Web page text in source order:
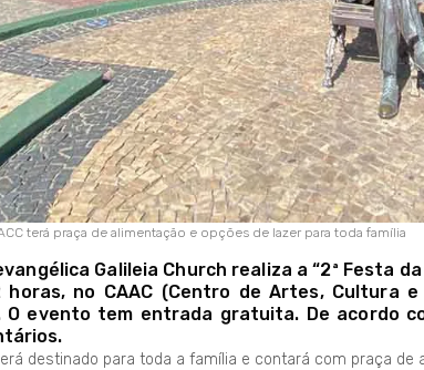
terá praça de alimentação e opções de lazer para toda família
Galileia Church realiza a “2ª Festa
horas, no CAAC (Centro de Artes, Cultura e
O evento tem entrada gratuita. De acordo
destinado para toda a família e contará com praça